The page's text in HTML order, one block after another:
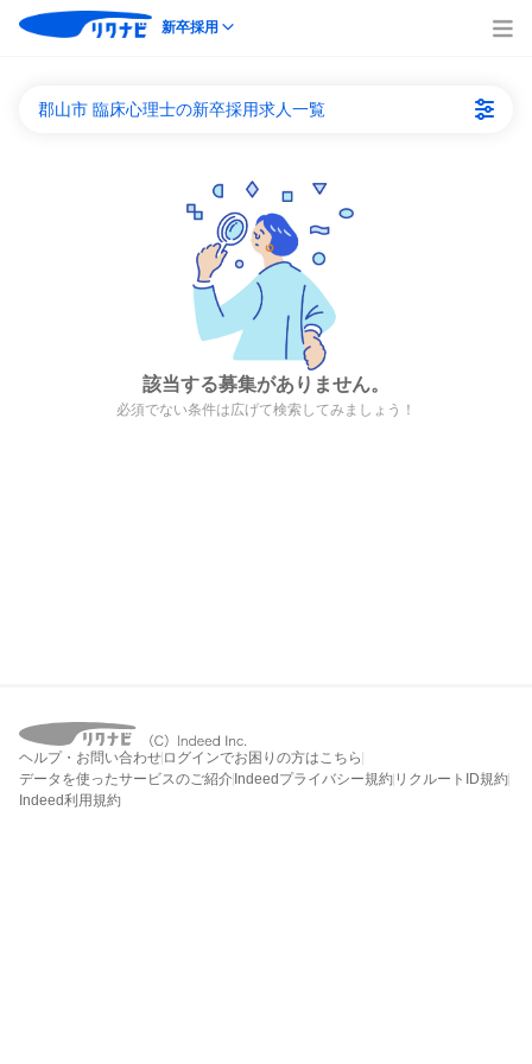
新卒採用
郡山市 臨床心理士の新卒採用求人一覧
該当する募集がありません。
必須でない条件は広げて検索してみましょう！
ヘルプ・お問い合わせ ログインでお困りの方はこちら
データを使ったサービスのご紹介 Indeedプライバシー規約 リクルートID規約
Indeed利用規約